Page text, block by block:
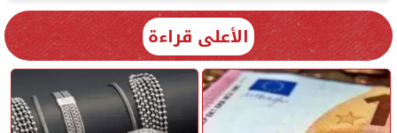
الأعلى قراءة